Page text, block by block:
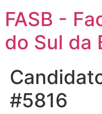
FASB -
do Sul da
#5816